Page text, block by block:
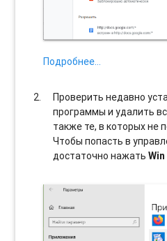
Подробнее…
Проверить недавно
программы и удалить
также те, в которых не
Чтобы попасть в
достаточно нажать